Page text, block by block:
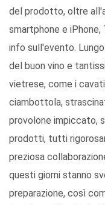
del prodotto, oltre
smartphone e
info sull'evento.
del buon vino e
vietrese, come i
ciambottola,
provolone impiccato,
prodotti, tutti
preziosa
questi giorni stanno
preparazione, così